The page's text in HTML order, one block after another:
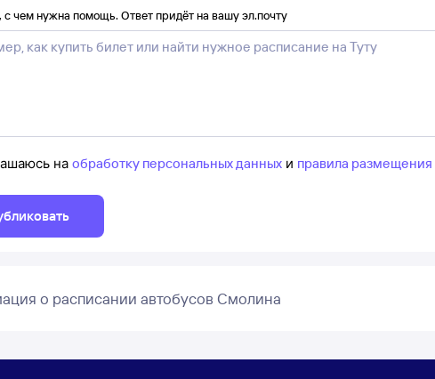
чем нужна помощь. Ответ придёт на вашу эл.почту
на обработку персональных данных и правила размещения
о расписании автобусов Смолина